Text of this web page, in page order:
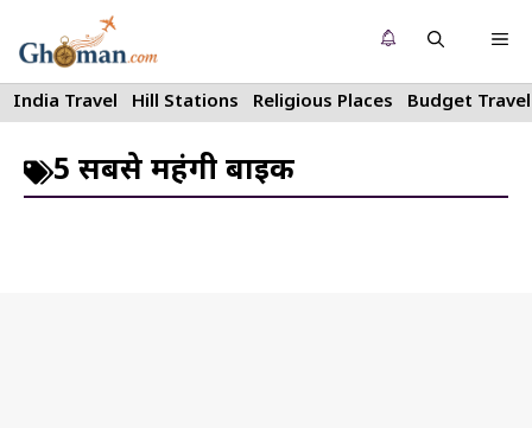
to
content
India Travel Hill Stations Religious Places Budget Travel
5 सबसे महंगी बाइक